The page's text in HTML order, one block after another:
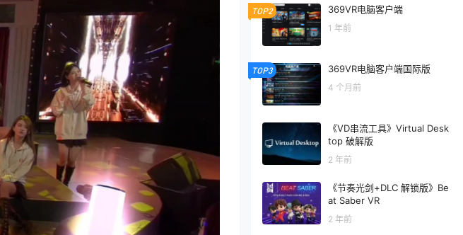
TOP2 369VR电脑客户端
1 年前
TOP3 369VR电脑客户端国际版
4 个月前
《VD串流工具》Virtual Desk
top 破解版
2 年前
《节奏光剑+DLC 解锁版》Be
at Saber VR
2 年前